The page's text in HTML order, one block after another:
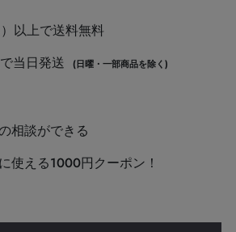
以上で送料無料
当日発送
(日曜・一部商品を除く)
相談ができる
使える1000円クーポン！